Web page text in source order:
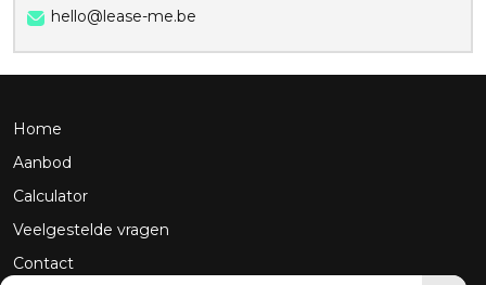
hello@lease-me.be
Home
Aanbod
Calculator
Veelgestelde vragen
Contact